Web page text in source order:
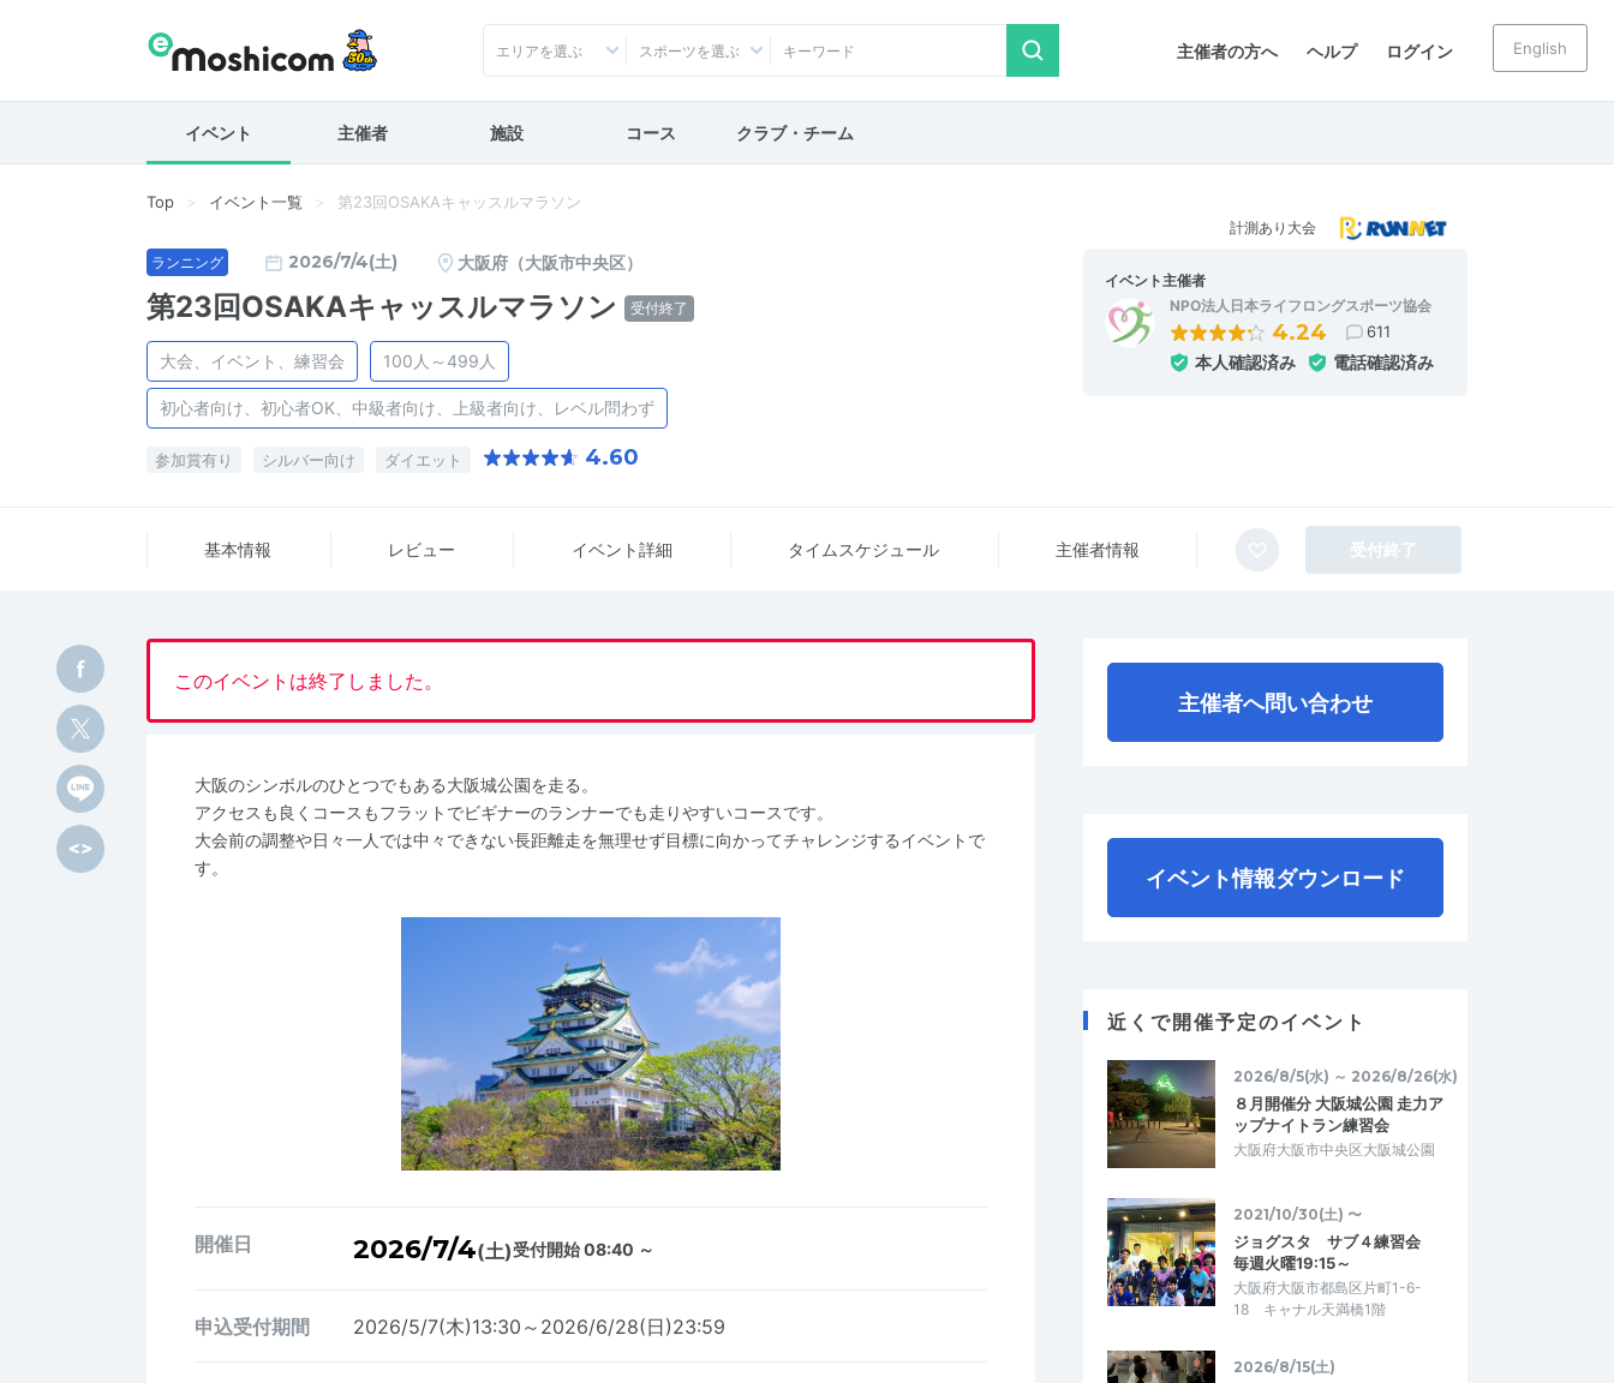
主催者の方へ ヘルプ ログイン
エリアを選ぶ スポーツを選ぶ English
イベント 主催者 施設 コース クラブ・チーム
Top イベント一覧 第23回OSAKAキャッスルマラソン
ランニング
計測あり大会
2026/7/4(土) 大阪府（大阪市中央区）
第23回OSAKAキャッスルマラソン 受付終了
大会、イベント、練習会 100人～499人
初心者向け、初心者OK、中級者向け、上級者向け、レベル問わず
参加賞有り シルバー向け ダイエット 4.60
イベント主催者
NPO法人日本ライフロングスポーツ協会
4.24 611
本人確認済み 電話確認済み
基本情報 レビュー イベント詳細 タイム スケジュール 主催者情報 受付終了
このイベントは終了しました。
大阪のシンボルのひとつでもある大阪城公園を走る。
アクセスも良くコースもフラットでビギナーのランナーでも走りやすいコースです。
大会前の調整や日々一人では中々できない長距離走を無理せず目標に向かってチャレンジするイベントで
す。
開催日 2026/7/4(土)受付開始 08:40 ～
申込受付期間 2026/5/7(木)13:30～2026/6/28(日)23:59
主催者へ問い合わせ
イベント情報ダウンロード
近くで開催予定のイベント
2026/8/5(水) ～ 2026/8/26(水)
８月開催分 大阪城公園 走力ア
ップナイトラン練習会
大阪府大阪市中央区大阪城公園
2021/10/30(土) 〜
ジョグスタ サブ４練習会
毎週火曜19:15～
大阪府大阪市都島区片町1-6-
18 キャナル天満橋1階
2026/8/15(土)